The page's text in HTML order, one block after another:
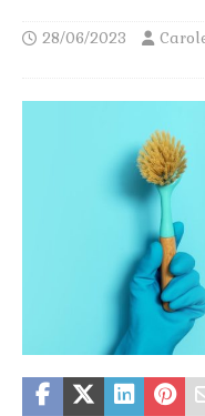
28/06/2023